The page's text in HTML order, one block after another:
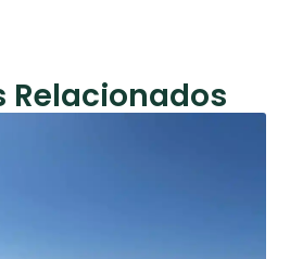
Relacionados